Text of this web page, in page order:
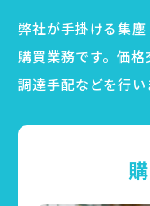
弊社が手掛ける集
購買業務です。価
調達手配などを行い